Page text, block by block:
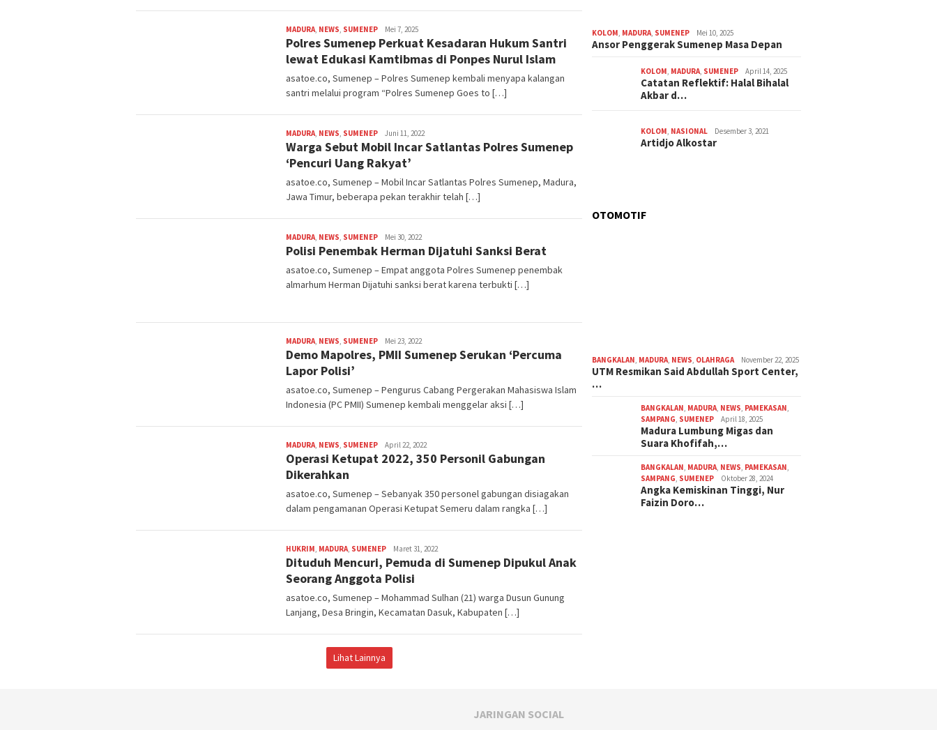
MADURA, NEWS, SUMENEP admin
Mei 7, 2025
Polres Sumenep Perkuat Kesadaran Hukum Santri
lewat Edukasi Kamtibmas di Ponpes Nurul Islam
asatoe.co, Sumenep – Polres Sumenep kembali menyapa kalangan
santri melalui program “Polres Sumenep Goes to […]
MADURA, NEWS, SUMENEP admin
Juni 11, 2022
Warga Sebut Mobil Incar Satlantas Polres Sumenep
‘Pencuri Uang Rakyat’
asatoe.co, Sumenep – Mobil Incar Satlantas Polres Sumenep, Madura,
Jawa Timur, beberapa pekan terakhir telah […]
MADURA, NEWS, SUMENEP admin
Mei 30, 2022
Polisi Penembak Herman Dijatuhi Sanksi Berat
asatoe.co, Sumenep – Empat anggota Polres Sumenep penembak
almarhum Herman Dijatuhi sanksi berat karena terbukti […]
MADURA, NEWS, SUMENEP admin
Mei 23, 2022
Demo Mapolres, PMII Sumenep Serukan ‘Percuma
Lapor Polisi’
asatoe.co, Sumenep – Pengurus Cabang Pergerakan Mahasiswa Islam
Indonesia (PC PMII) Sumenep kembali menggelar aksi […]
MADURA, NEWS, SUMENEP admin
April 22, 2022
Operasi Ketupat 2022, 350 Personil Gabungan
Dikerahkan
asatoe.co, Sumenep – Sebanyak 350 personel gabungan disiagakan
dalam pengamanan Operasi Ketupat Semeru dalam rangka […]
HUKRIM, MADURA, SUMENEP admin
Maret 31, 2022
Dituduh Mencuri, Pemuda di Sumenep Dipukul Anak
Seorang Anggota Polisi
asatoe.co, Sumenep – Mohammad Sulhan (21) warga Dusun Gunung
Lanjang, Desa Bringin, Kecamatan Dasuk, Kabupaten […]
Lihat Lainnya
KOLOM MADURA SUMENEP Mei 10, 2025
Ansor Penggerak Sumenep Masa Depan
KOLOM MADURA SUMENEP April 14, 2025
Catatan Reflektif: Halal Bihalal
Akbar d…
KOLOM NASIONAL Desember 3, 2021
Artidjo Alkostar
OTOMOTIF
BANGKALAN, MADURA, NEWS, OLAHRAGA November 22, 2025
UTM Resmikan Said Abdullah Sport Center,
…
BANGKALAN, MADURA, NEWS, PAMEKASAN,
SAMPANG, SUMENEP April 18, 2025
Madura Lumbung Migas dan
Suara Khofifah,…
BANGKALAN, MADURA, NEWS, PAMEKASAN,
SAMPANG, SUMENEP Oktober 28, 2024
Angka Kemiskinan Tinggi, Nur
Faizin Doro…
JARINGAN SOCIAL